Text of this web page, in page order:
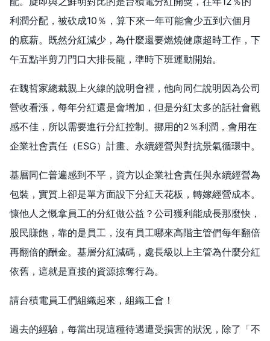
利潤分配，被砍成10％，算下來一年可能會少五到六個月
的底薪。既然分紅減少，為什麼還要燃燒健康超時工作，下
午五點半剪刀門口大排長龍，準時下班運動開始。
在魏哲家總裁親上火線的說明會裡，他向同仁說明因為公司
營收看漲，每年分紅還是會增加，但是分紅太多的話社會觀
感不佳，所以需要進行分紅控制。挪用的2％利潤，會用在
企業社會責任（ESG）計畫、永續經營與對抗景氣循環中。
基層同仁普遍感到不平，資方以企業社會責任與永續經營為
包裝，實質上卻是單方面設下分紅天花板，轉嫁經營成本。
慷他人之慨拿員工的分紅做公益？公司獲利能成長那麼快，
股民賺飽，靠的是員工，沒有員工哪來高階主管們每年翻倍
再翻倍的酬金。基層分紅減碼，處長級以上主管為什麼分紅
依舊，這就是直接的資源掠奪行為。
請台積電員工們組織起來，組織工會！
過去的經驗，每當出現這種待遇遭受損害的狀況，除了「不